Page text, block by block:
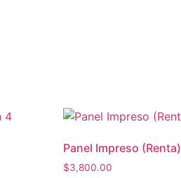
Panel Impreso (Renta)
$3,800.00